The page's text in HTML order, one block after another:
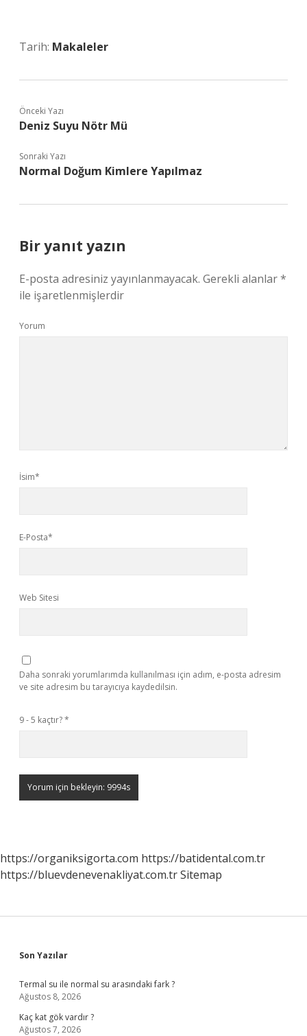
Tarih: Makaleler
Önceki Yazı
Deniz Suyu Nötr Mü
Sonraki Yazı
Normal Doğum Kimlere Yapılmaz
Bir yanıt yazın
E-posta adresiniz yayınlanmayacak. Gerekli alanlar*
ile işaretlenmişlerdir
Yorum
İsim*
E-Posta*
Web Sitesi
Daha sonraki yorumlarımda kullanılması için adım, e-posta adresim
ve site adresim bu tarayıcıya kaydedilsin.
9 - 5 kaçtır?*
https://organiksigorta.com https://batidental.com.tr
https://bluevdenevenakliyat.com.trSitemap
Sidebar
Son Yazılar
Termal su ile normal su arasındaki fark ?
Ağustos 8, 2026
Kaç kat gök vardır ?
Ağustos 7, 2026